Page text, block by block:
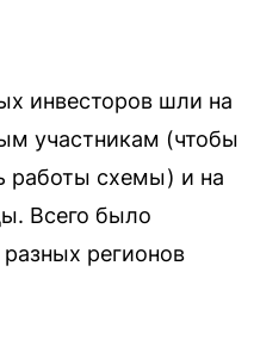
инвесторов шли на
участникам (чтобы
работы схемы) и на
Всего было
регионов